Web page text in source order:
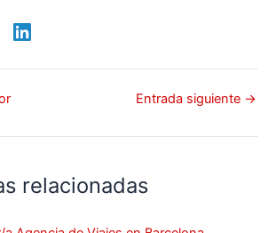
Entrada siguiente →
relacionadas